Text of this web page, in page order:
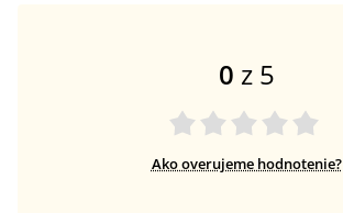
0 z 5
Ako overujeme hodnotenie?